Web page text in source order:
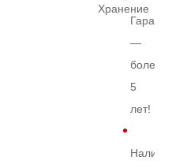
Хранение
—
более
5
лет!